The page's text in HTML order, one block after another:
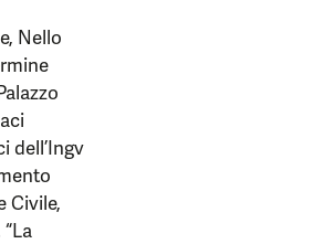
Nello
dell’Ingv
Civile,